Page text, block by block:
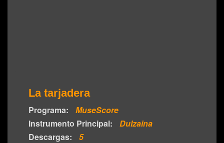
La tarjadera
Programa:
MuseScore
Instrumento Principal:
Dulzaina
Descargas:
5